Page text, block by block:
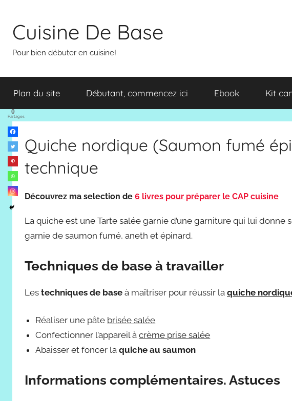
contenu
Cuisine De Base
Pour bien débuter en cuisine!
Plan du site Débutant, commencez ici Ebook Kit
Quiche nordique (Saumon fumé
technique
Découvrez ma selection de 6 livres pour préparer le CAP cuisine
La quiche est une Tarte salée garnie d’une garniture qui lui donne
garnie de saumon fumé, aneth et épinard.
Techniques de base à travailler
Les techniques de base à maîtriser pour réussir la quiche
Réaliser une pâte brisée salée
Confectionner l’appareil àcrème prise salée
Abaisser et foncer laquiche au saumon
Informations complémentaires. Astuces
0
Partages